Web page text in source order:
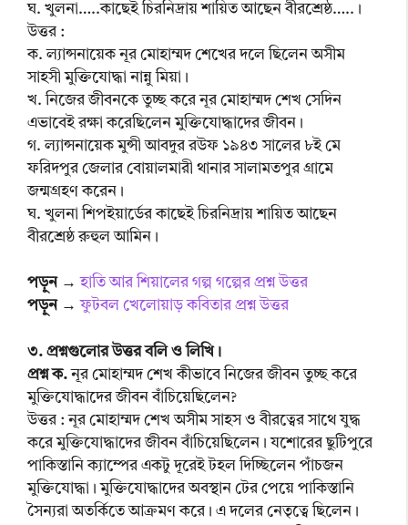
ঘ. খুলনা…..কাছেই চিরনিদ্রায় শায়িত আছেন বীরশ্রেষ্ঠ…..।
উত্তর :
ক. ল্যান্সনায়েক নূর মোহাম্মদ শেখের দলে ছিলেন অসীম
সাহসী মুক্তিযোদ্ধা নান্নু মিয়া।
খ. নিজের জীবনকে তুচ্ছ করে নূর মোহাম্মদ শেখ সেদিন
এভাবেই রক্ষা করেছিলেন মুক্তিযোদ্ধাদের জীবন।
গ. ল্যান্সনায়েক মুন্সী আবদুর রউফ ১৯৪৩ সালের ৮ই মে
ফরিদপুর জেলার বোয়ালমারী থানার সালামতপুর গ্রামে
জন্মগ্রহণ করেন।
ঘ. খুলনা শিপইয়ার্ডের কাছেই চিরনিদ্রায় শায়িত আছেন
বীরশ্রেষ্ঠ রুহুল আমিন।
পড়ুন → হাতি আর শিয়ালের গল্প গল্পের প্রশ্ন উত্তর
পড়ুন → ফুটবল খেলোয়াড় কবিতার প্রশ্ন উত্তর
৩. প্রশ্নগুলোর উত্তর বলি ও লিখি।
প্রশ্ন ক.নূর মোহাম্মদ শেখ কীভাবে নিজের জীবন তুচ্ছ করে
মুক্তিযোদ্ধাদের জীবন বাঁচিয়েছিলেন?
উত্তর : নূর মোহাম্মদ শেখ অসীম সাহস ও বীরত্বের সাথে যুদ্ধ
করে মুক্তিযোদ্ধাদের জীবন বাঁচিয়েছিলেন। যশোরের ছুটিপুরে
পাকিস্তানি ক্যাম্পের একটু দূরেই টহল দিচ্ছিলেন পাঁচজন
মুক্তিযোদ্ধা। মুক্তিযোদ্ধাদের অবস্থান টের পেয়ে পাকিস্তানি
সৈন্যরা অতর্কিতে আক্রমণ করে। এ দলের নেতৃত্বে ছিলেন।